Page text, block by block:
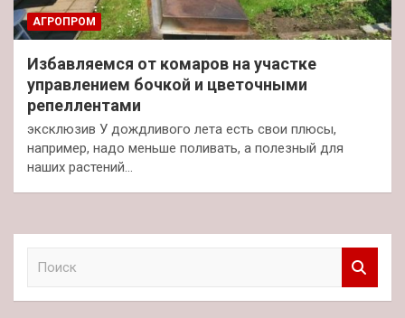
АГРОПРОМ
Избавляемся от комаров на участке
управлением бочкой и цветочными
репеллентами
эксклюзив У дождливого лета есть свои плюсы,
например, надо меньше поливать, а полезный для
наших растений…